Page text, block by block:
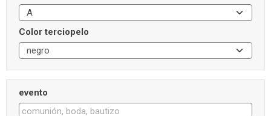
Color terciopelo
evento